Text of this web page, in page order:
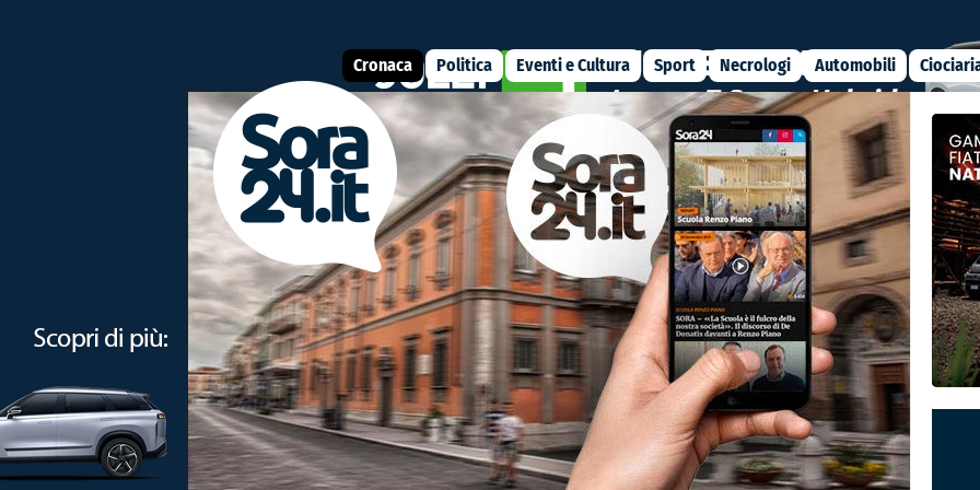
Cronaca Politica Eventi e Cultura Sport Necrologi Automobili